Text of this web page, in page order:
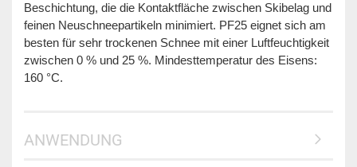
Beschichtung, die die Kontaktfläche zwischen Skibelag und
feinen Neuschneepartikeln minimiert. PF25 eignet sich am
besten für sehr trockenen Schnee mit einer Luftfeuchtigkeit
zwischen 0 % und 25 %. Mindesttemperatur des Eisens:
160 °C.
ANWENDUNG